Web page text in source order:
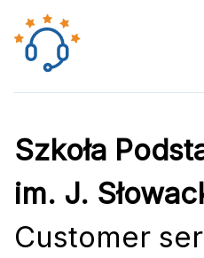
Szkoła
im. J.
Customer